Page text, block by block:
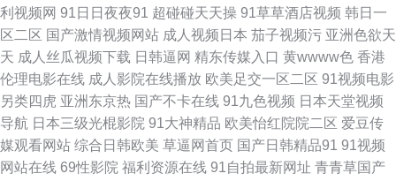
爱A片 人人操人人爽爽 黄色色情软件下载 超碰ab 91成长人版网 91青青操网
站 午夜网址AV 欧美限制级青青草 日韩欧美TV 美国一级毛卡 另类排泄av 黄
色三级片网址 东京传媒一级片 av理论片在线 91青草娱乐 五月婷婷大香蕉 欧
美性爱午夜剧场 激情伊人22 成人av色导航 亚洲怡春院 wwwcn激情 91黄频
利视频网 91日日夜夜91 超碰碰天天操 91草草酒店视频 韩日一
区二区 国产激情视频网站 成人视频日本 茄子视频污 亚洲色欲天
天 成人丝瓜视频下载 日韩逼网 精东传媒入口 黄wwww色 香港
伦理电影在线 成人影院在线播放 欧美足交一区二区 91视频电影
另类四虎 亚洲东京热 国产不卡在线 91九色视频 日本天堂视频
导航 日本三级光棍影院 91大神精品 欧美怡红院院二区 爱豆传
媒观看网站 综合日韩欧美 草逼网首页 国产日韩精品91 91视频
网站在线 69性影院 福利资源在线 91自拍最新网址 青青草国产